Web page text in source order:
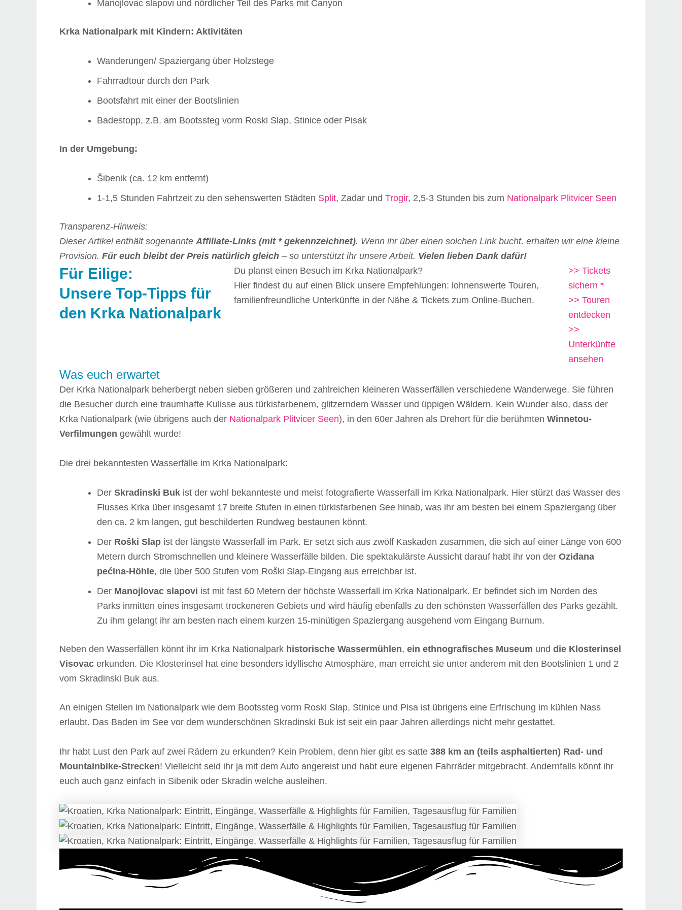
Manojlovac slapovi und nördlicher Teil des Parks mit Canyon
Krka Nationalpark mit Kindern: Aktivitäten
Wanderungen/ Spaziergang über Holzstege
Fahrradtour durch den Park
Bootsfahrt mit einer der Bootslinien
Badestopp, z.B. am Bootssteg vorm Roski Slap, Stinice oder Pisak
In der Umgebung:
Šibenik (ca. 12 km entfernt)
1-1,5 Stunden Fahrtzeit zu den sehenswerten Städten Split, Zadar und Trogir, 2,5-3 Stunden bis zum Nationalpark Plitvicer Seen
Transparenz-Hinweis:
Dieser Artikel enthält sogenannte Affiliate-Links (mit * gekennzeichnet). Wenn ihr über einen solchen Link bucht, erhalten wir eine kleine
Provision. Für euch bleibt der Preis natürlich gleich – so unterstützt ihr unsere Arbeit. Vielen lieben Dank dafür!
Für Eilige:
Unsere Top-Tipps für
den Krka Nationalpark
Du planst einen Besuch im Krka Nationalpark?
Hier findest du auf einen Blick unsere Empfehlungen: lohnenswerte Touren,
familienfreundliche Unterkünfte in der Nähe & Tickets zum Online-Buchen.
>> Tickets
sichern *
>> Touren
entdecken
>>
Unterkünfte
ansehen
Was euch erwartet
Der Krka Nationalpark beherbergt neben sieben größeren und zahlreichen kleineren Wasserfällen verschiedene Wanderwege. Sie führen
die Besucher durch eine traumhafte Kulisse aus türkisfarbenem, glitzerndem Wasser und üppigen Wäldern. Kein Wunder also, dass der
Krka Nationalpark (wie übrigens auch der Nationalpark Plitvicer Seen), in den 60er Jahren als Drehort für die berühmten Winnetou-
Verfilmungen gewählt wurde!
Die drei bekanntesten Wasserfälle im Krka Nationalpark:
Der Skradinski Buk ist der wohl bekannteste und meist fotografierte Wasserfall im Krka Nationalpark. Hier stürzt das Wasser des
Flusses Krka über insgesamt 17 breite Stufen in einen türkisfarbenen See hinab, was ihr am besten bei einem Spaziergang über
den ca. 2 km langen, gut beschilderten Rundweg bestaunen könnt.
Der Roški Slap ist der längste Wasserfall im Park. Er setzt sich aus zwölf Kaskaden zusammen, die sich auf einer Länge von 600
Metern durch Stromschnellen und kleinere Wasserfälle bilden. Die spektakulärste Aussicht darauf habt ihr von der Oziđana
pećina-Höhle, die über 500 Stufen vom Roški Slap-Eingang aus erreichbar ist.
Der Manojlovac slapovi ist mit fast 60 Metern der höchste Wasserfall im Krka Nationalpark. Er befindet sich im Norden des
Parks inmitten eines insgesamt trockeneren Gebiets und wird häufig ebenfalls zu den schönsten Wasserfällen des Parks gezählt.
Zu ihm gelangt ihr am besten nach einem kurzen 15-minütigen Spaziergang ausgehend vom Eingang Burnum.
Neben den Wasserfällen könnt ihr im Krka Nationalpark historische Wassermühlen, ein ethnografisches Museum und die Klosterinsel
Visovac erkunden. Die Klosterinsel hat eine besonders idyllische Atmosphäre, man erreicht sie unter anderem mit den Bootslinien 1 und 2
vom Skradinski Buk aus.
An einigen Stellen im Nationalpark wie dem Bootssteg vorm Roski Slap, Stinice und Pisa ist übrigens eine Erfrischung im kühlen Nass
erlaubt. Das Baden im See vor dem wunderschönen Skradinski Buk ist seit ein paar Jahren allerdings nicht mehr gestattet.
Ihr habt Lust den Park auf zwei Rädern zu erkunden? Kein Problem, denn hier gibt es satte 388 km an (teils asphaltierten) Rad- und
Mountainbike-Strecken! Vielleicht seid ihr ja mit dem Auto angereist und habt eure eigenen Fahrräder mitgebracht. Andernfalls könnt ihr
euch auch ganz einfach in Sibenik oder Skradin welche ausleihen.